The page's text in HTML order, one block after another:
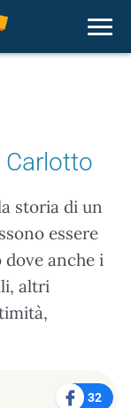
storia di un
essere
anche i
altri
32